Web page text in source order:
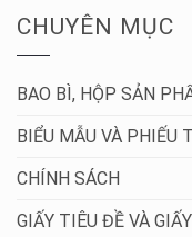
CHUYÊN MỤC
BAO BÌ, HỘP SẢN
BIỂU MẪU VÀ PHIẾU
CHÍNH SÁCH
GIẤY TIÊU ĐỀ VÀ